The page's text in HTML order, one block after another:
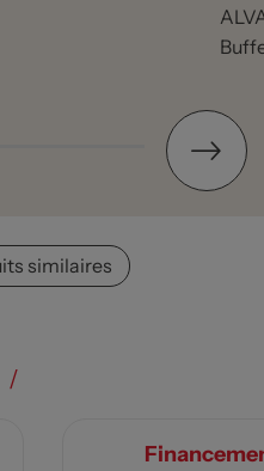
similaires
/